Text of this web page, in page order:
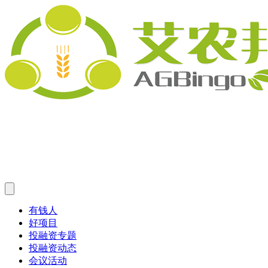
有钱人
好项目
投融资专题
投融资动态
会议活动